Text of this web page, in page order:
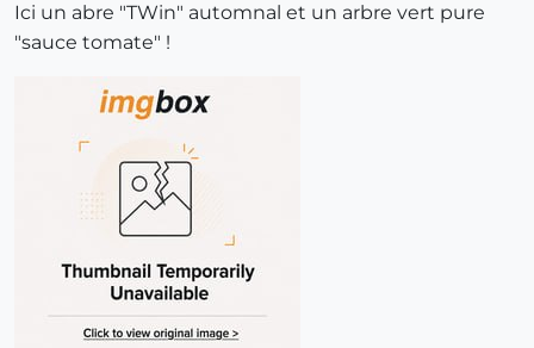
Ici un abre "TWin" automnal et un arbre vert pure
"sauce tomate" !